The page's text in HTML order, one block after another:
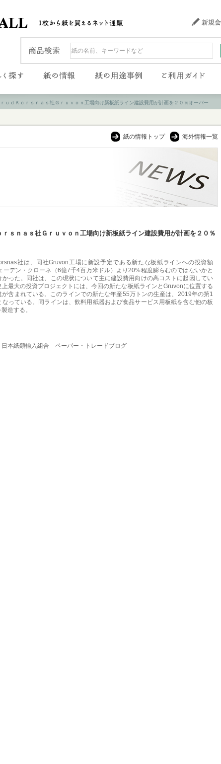
ｕｄＫｏｒｓｎａｓ社Ｇｒｕｖｏｎ工場向け新板紙ライン建設費用が計画を２０％オーバー
紙の情報トップ 海外情報一覧
ｓｎａｓ社Ｇｒｕｖｏｎ工場向け新板紙ライン建設費用が計画を２０％
社は、同社Gruvon工場に新設予定である新たな板紙ラインへの投資額
ーデン・クローネ（6億7千4百万米ドル）より20%程度膨らむのではないかと
った。同社は、この現状について主に建設費用向けの高コストに起因してい
上最大の投資プロジェクトには、今回の新たな板紙ラインとGruvonに位置する
含まれている。このラインでの新たな年産55万トンの生産は、2019年の第1
っている。同ラインは、飲料用紙器および食品サービス用板紙を含む他の板
造する。
日本紙類輸入組合 ペーパー・トレードブログ